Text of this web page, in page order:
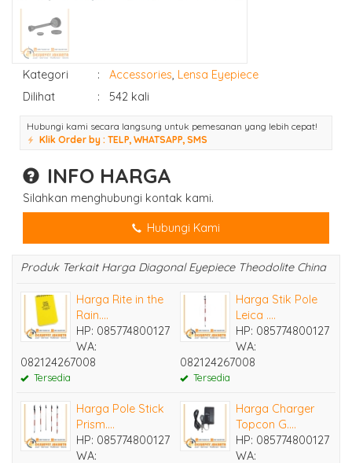
Kategori : Accessories, Lensa Eyepiece
Dilihat
: 542 kali
Hubungi kami secara langsung untuk pemesanan yang lebih cepat!
Klik Order by : TELP, WHATSAPP, SMS
INFO HARGA
Silahkan menghubungi kontak kami.
Hubungi Kami
Produk Terkait Harga Diagonal Eyepiece Theodolite China
Harga Rite in the
Rain....
HP: 085774800127
WA:
082124267008
Tersedia
Harga Stik Pole
Leica ....
HP: 085774800127
WA:
082124267008
Tersedia
Harga Pole Stick
Prism....
HP: 085774800127
WA:
Harga Charger
Topcon G....
HP: 085774800127
WA: